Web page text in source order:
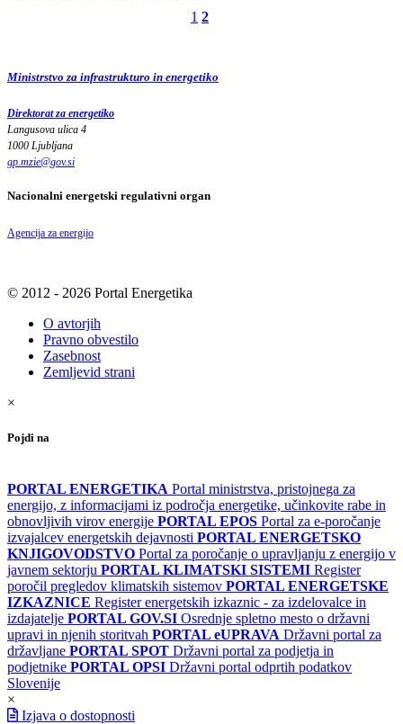
1 2
Ministrstvo za infrastrukturo in energetiko
Direktorat za energetiko
Langusova ulica 4
1000 Ljubljana
gp.mzie@gov.si
Nacionalni energetski regulativni organ
Agencija za energijo
© 2012 - 2026 Portal Energetika
O avtorjih
Pravno obvestilo
Zasebnost
Zemljevid strani
×
Pojdi na
PORTAL ENERGETIKA Portal ministrstva, pristojnega za
energijo, z informacijami iz področja energetike, učinkovite rabe in
obnovljivih virov energije PORTAL EPOS Portal za e-poročanje
izvajalcev energetskih dejavnosti PORTAL ENERGETSKO
KNJIGOVODSTVO Portal za poročanje o upravljanju z energijo v
javnem sektorju PORTAL KLIMATSKI SISTEMI Register
poročil pregledov klimatskih sistemov PORTAL ENERGETSKE
IZKAZNICE Register energetskih izkaznic - za izdelovalce in
izdajatelje PORTAL GOV.SI Osrednje spletno mesto o državni
upravi in njenih storitvah PORTAL eUPRAVA Državni portal za
državljane PORTAL SPOT Državni portal za podjetja in
podjetnike PORTAL OPSI Državni portal odprtih podatkov
Slovenije
×
Izjava o dostopnosti